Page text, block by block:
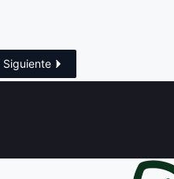
Siguiente